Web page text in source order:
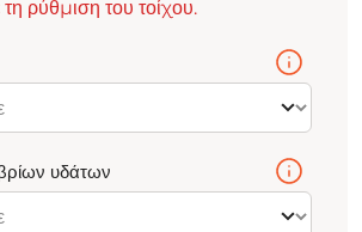
ρύθμιση του τοίχου.
υδάτων